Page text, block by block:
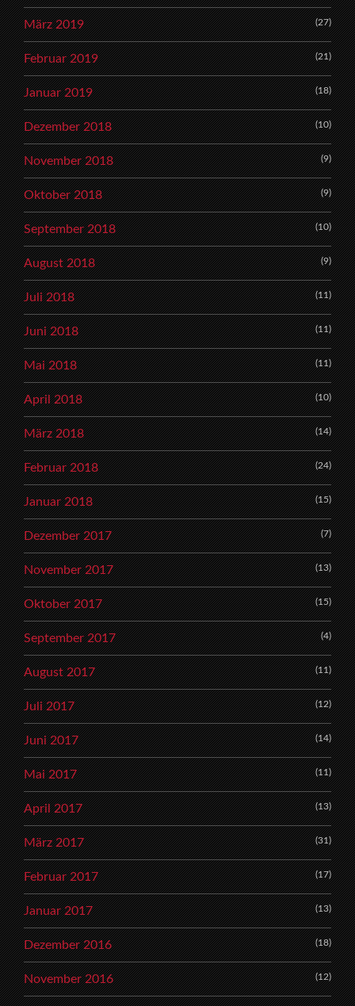
März 2019 (27)
Februar 2019 (21)
Januar 2019 (18)
Dezember 2018 (10)
November 2018 (9)
Oktober 2018 (9)
September 2018 (10)
August 2018 (9)
Juli 2018 (11)
Juni 2018 (11)
Mai 2018 (11)
April 2018 (10)
März 2018 (14)
Februar 2018 (24)
Januar 2018 (15)
Dezember 2017 (7)
November 2017 (13)
Oktober 2017 (15)
September 2017 (4)
August 2017 (11)
Juli 2017 (12)
Juni 2017 (14)
Mai 2017 (11)
April 2017 (13)
März 2017 (31)
Februar 2017 (17)
Januar 2017 (13)
Dezember 2016 (18)
November 2016 (12)